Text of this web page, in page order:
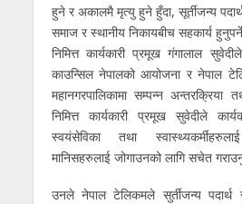
हुने र अकालमै मृत्यु हुने हुँदा, सूर्तीजन्य
समाज र स्थानीय निकायबीच सहकार्य
निमित्त कार्यकारी प्रमूख गंगालाल
काउन्सिल नेपालको आयोजना र नेपाल
महानगरपालिकामा सम्पन्न अन्तरक्रिया
निमित्त कार्यकारी प्रमूख सुवेदीले
स्वयंसेविका तथा
मानिसहरुलाई जोगाउनको लागि सचेत
उनले नेपाल टेलिकमले सुर्तीजन्य पदार्थ